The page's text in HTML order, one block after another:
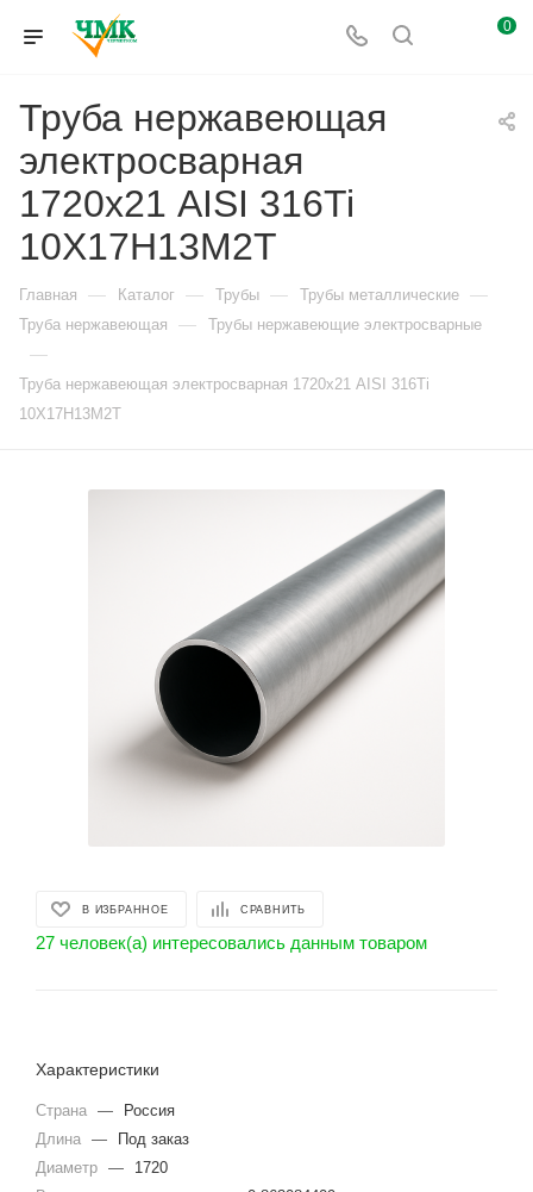
0
Труба нержавеющая
электросварная
1720х21 AISI 316Ti
10Х17Н13М2Т
Главная — Каталог — Трубы — Трубы металлические —
Труба нержавеющая — Трубы нержавеющие электросварные
—
Труба нержавеющая электросварная 1720х21 AISI 316Ti
10Х17Н13М2Т
В ИЗБРАННОЕ СРАВНИТЬ
27 человек(а) интересовались данным товаром
Характеристики
Страна —
Россия
Длина —
Под заказ
Диаметр —
1720